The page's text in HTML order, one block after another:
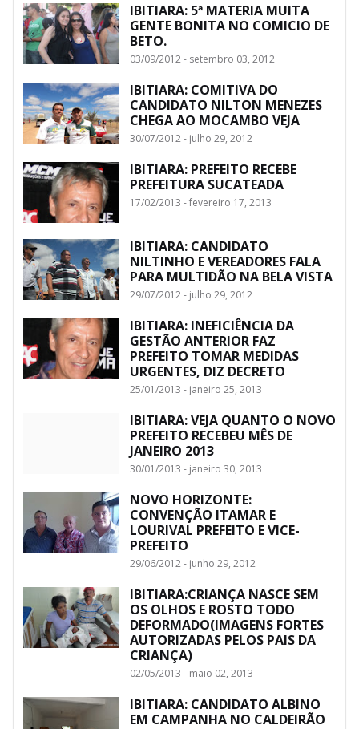
IBITIARA: 5ª MATERIA MUITA
GENTE BONITA NO COMICIO DE
BETO.
03/09/2012 - setembro 03, 2012
IBITIARA: COMITIVA DO
CANDIDATO NILTON MENEZES
CHEGA AO MOCAMBO VEJA
30/07/2012 - julho 29, 2012
IBITIARA: PREFEITO RECEBE
PREFEITURA SUCATEADA
17/02/2013 - fevereiro 17, 2013
IBITIARA: CANDIDATO
NILTINHO E VEREADORES FALA
PARA MULTIDÃO NA BELA VISTA
29/07/2012 - julho 29, 2012
IBITIARA: INEFICIÊNCIA DA
GESTÃO ANTERIOR FAZ
PREFEITO TOMAR MEDIDAS
URGENTES, DIZ DECRETO
25/01/2013 - janeiro 25, 2013
IBITIARA: VEJA QUANTO O NOVO
PREFEITO RECEBEU MÊS DE
JANEIRO 2013
30/01/2013 - janeiro 30, 2013
NOVO HORIZONTE:
CONVENÇÃO ITAMAR E
LOURIVAL PREFEITO E VICE-
PREFEITO
29/06/2012 - junho 29, 2012
IBITIARA:CRIANÇA NASCE SEM
OS OLHOS E ROSTO TODO
DEFORMADO(IMAGENS FORTES
AUTORIZADAS PELOS PAIS DA
CRIANÇA)
02/05/2013 - maio 02, 2013
IBITIARA: CANDIDATO ALBINO
EM CAMPANHA NO CALDEIRÃO